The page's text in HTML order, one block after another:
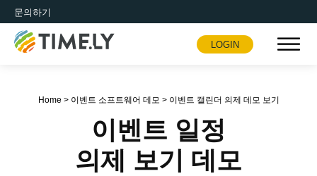
문의하기
Timely
LOGIN
Home > 이벤트 소프트웨어 데모 > 이벤트 캘린더 의제 데모 보기
이벤트 일정
의제 보기 데모